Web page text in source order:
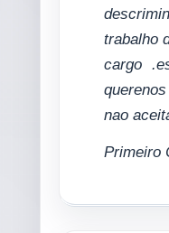
trabalho
cargo
nao
Primeiro